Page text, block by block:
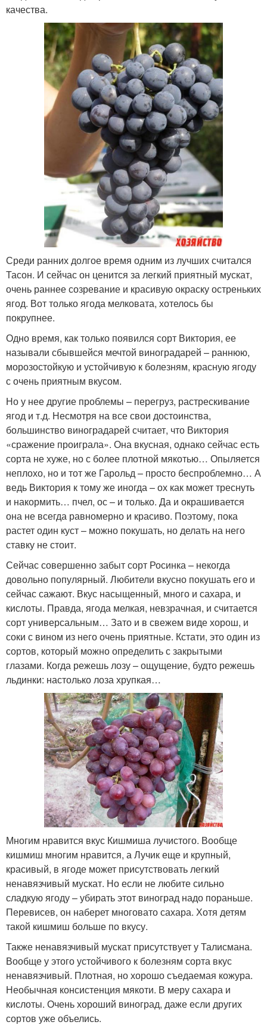
качества.
Среди ранних долгое время одним из лучших считался
Тасон. И сейчас он ценится за легкий приятный мускат,
очень раннее созревание и красивую окраску остреньких
ягод. Вот только ягода мелковата, хотелось бы
покрупнее.
Одно время, как только появился сорт Виктория, ее
называли сбывшейся мечтой виноградарей – раннюю,
морозостойкую и устойчивую к болезням, красную ягоду
с очень приятным вкусом.
Но у нее другие проблемы – перегруз, растрескивание
ягод и т.д. Несмотря на все свои достоинства,
большинство виноградарей считает, что Виктория
«сражение проиграла». Она вкусная, однако сейчас есть
сорта не хуже, но с более плотной мякотью… Опыляется
неплохо, но и тот же Гарольд – просто беспроблемно… А
ведь Виктория к тому же иногда – ох как может треснуть
и накормить… пчел, ос – и только. Да и окрашивается
она не всегда равномерно и красиво. Поэтому, пока
растет один куст – можно покушать, но делать на него
ставку не стоит.
Сейчас совершенно забыт сорт Росинка – некогда
довольно популярный. Любители вкусно покушать его и
сейчас сажают. Вкус насыщенный, много и сахара, и
кислоты. Правда, ягода мелкая, невзрачная, и считается
сорт универсальным… Зато и в свежем виде хорош, и
соки с вином из него очень приятные. Кстати, это один из
сортов, который можно определить с закрытыми
глазами. Когда режешь лозу – ощущение, будто режешь
льдинки: настолько лоза хрупкая…
Многим нравится вкус Кишмиша лучистого. Вообще
кишмиш многим нравится, а Лучик еще и крупный,
красивый, в ягоде может присутствовать легкий
ненавязчивый мускат. Но если не любите сильно
сладкую ягоду – убирать этот виноград надо пораньше.
Перевисев, он наберет многовато сахара. Хотя детям
такой кишмиш больше по вкусу.
Также ненавязчивый мускат присутствует у Талисмана.
Вообще у этого устойчивого к болезням сорта вкус
ненавязчивый. Плотная, но хорошо съедаемая кожура.
Необычная консистенция мякоти. В меру сахара и
кислоты. Очень хороший виноград, даже если других
сортов уже объелись.